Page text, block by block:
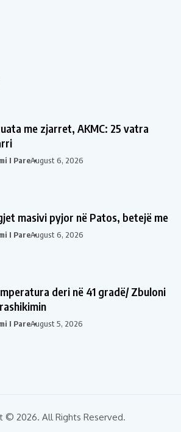
me zjarret, AKMC: 25 vatra
I PareAugust 6, 2026
masivi pyjor në Patos, betejë me
I PareAugust 6, 2026
deri në 41 gradë/ Zbuloni
I PareAugust 5, 2026
© 2026. All Rights Reserved.